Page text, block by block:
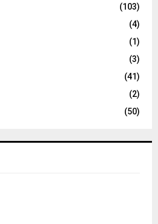
(103)
(4)
(1)
(3)
(41)
(2)
(50)